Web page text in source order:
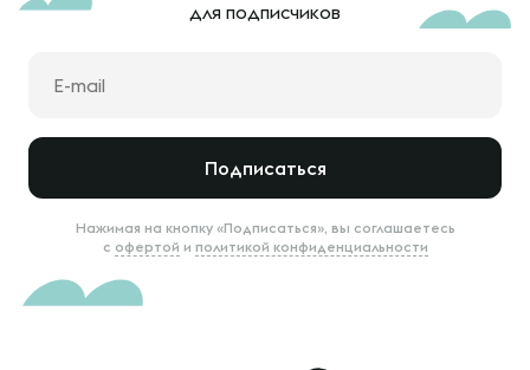
для подписчиков
Подписаться
Нажимая на кнопку «Подписаться», вы соглашаетесь
с офертой и политикой конфиденциальности